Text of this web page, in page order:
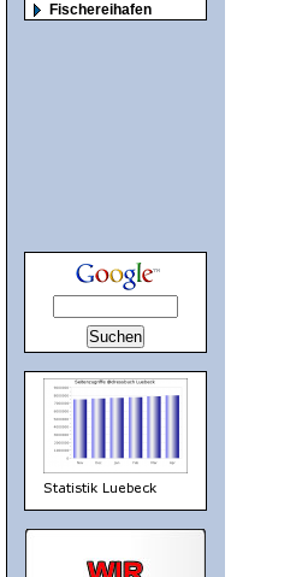
Fischereihafen